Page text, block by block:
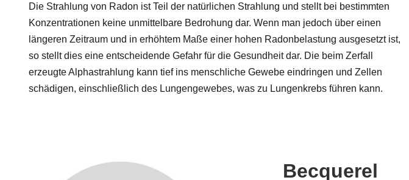
Die Strahlung von Radon ist Teil der natürlichen Strahlung und stellt bei bestimmten
Konzentrationen keine unmittelbare Bedrohung dar. Wenn man jedoch über einen
längeren Zeitraum und in erhöhtem Maße einer hohen Radonbelastung ausgesetzt ist,
so stellt dies eine entscheidende Gefahr für die Gesundheit dar. Die beim Zerfall
erzeugte Alphastrahlung kann tief ins menschliche Gewebe eindringen und Zellen
schädigen, einschließlich des Lungengewebes, was zu Lungenkrebs führen kann.
Becquerel